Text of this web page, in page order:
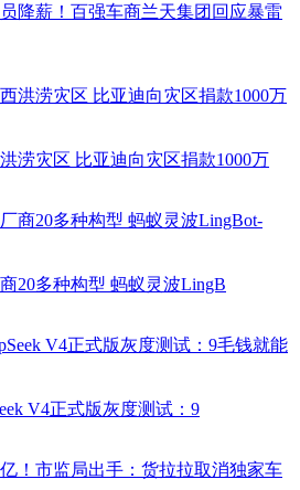
降薪！百强车商兰天集团回应暴雷
涝灾区 比亚迪向灾区捐款1000万
20多种构型 蚂蚁灵波LingB
V4正式版灰度测试：9